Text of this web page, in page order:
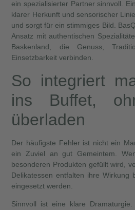
ein spezialisierter Partner sinnvoll.
klarer Herkunft und sensorischer
und sorgt für ein stimmiges Bild.
Ansatz mit authentischen
Baskenland, die Genuss,
Einsetzbarkeit verbinden.
So integriert
ins Buffet,
überladen
Der häufigste Fehler ist nicht ein
ein Zuviel an gut Gemeintem.
besonderen Produkten gefüllt wird,
Delikatessen entfalten ihre Wirkung
eingesetzt werden.
Sinnvoll ist eine klare